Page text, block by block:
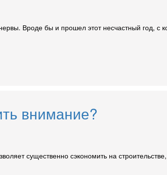
Вроде бы и прошел этот несчастный год, с
внимание?
существенно сэкономить на